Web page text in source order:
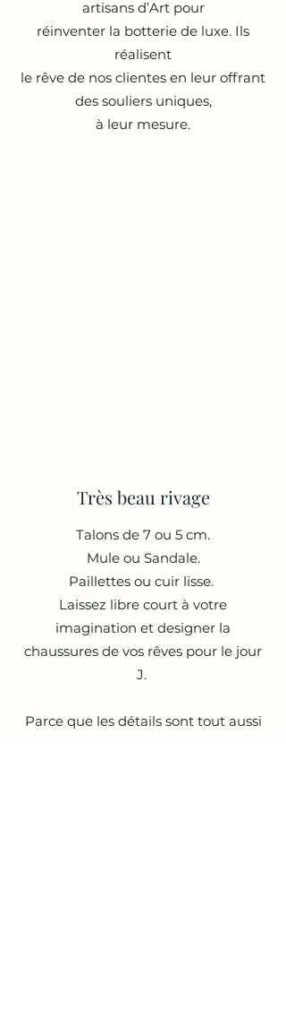
artisans d’Art pour
réinventer la botterie de luxe. Ils
réalisent
le rêve de nos clientes en leur offrant
des souliers uniques,
à leur mesure.
Très beau rivage
Talons de 7 ou 5 cm.
Mule ou Sandale.
Paillettes ou cuir lisse.
Laissez libre court à votre
imagination et designer la
chaussures de vos rêves pour le jour
J.
Parce que les détails sont tout aussi